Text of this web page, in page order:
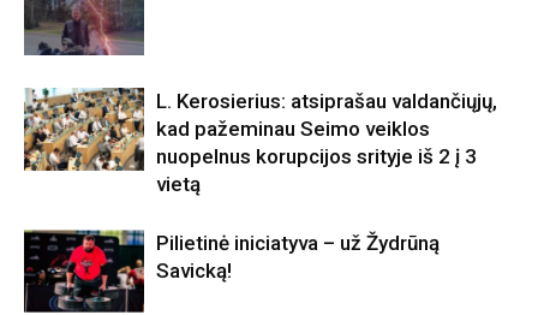
L. Kerosierius: atsiprašau valdančiųjų,
kad pažeminau Seimo veiklos
nuopelnus korupcijos srityje iš 2 į 3
vietą
Pilietinė iniciatyva – už Žydrūną
Savicką!